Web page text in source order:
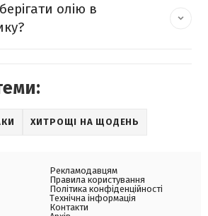
олію в
ХИТРОЩІ НА ЩОДЕНЬ
Рекламодавцям
Правила користування
Політика конфіденційності
Технічна інформація
Контакти